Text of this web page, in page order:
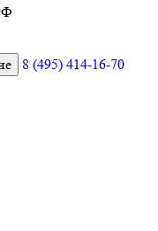
8 (495) 414-16-70